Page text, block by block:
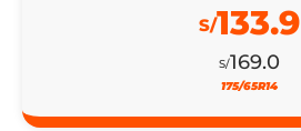
S/169.0
S/133.9
175/65R14